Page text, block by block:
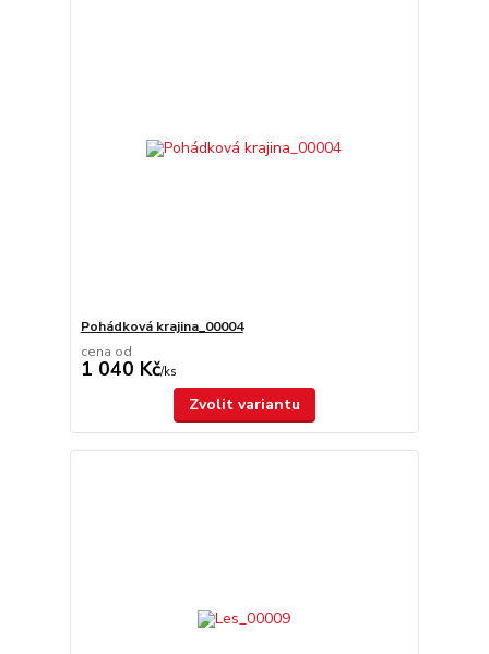
Pohádková krajina_00004
cena od
1 040 Kč/ks
Zvolit variantu